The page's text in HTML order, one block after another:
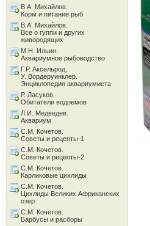
В.А. Михайлов.
Корм и питание рыб
В.А. Михайлов.
Все о гуппи и других
живородящих
М.Н. Ильин.
Аквариумное рыбоводство
Г.Р. Аксельрод,
У. Вордеруинклер.
Энциклопедия аквариумиста
Р. Ласуков.
Обитатели водоемов
Л.И. Медведев.
Аквариум
С.М. Кочетов.
Советы и рецепты-1
С.М. Кочетов.
Советы и рецепты-2
С.М. Кочетов.
Карликовые цихлиды
С.М. Кочетов.
Цихлиды Великих Африканских
озер
С.М. Кочетов.
Барбусы и расборы